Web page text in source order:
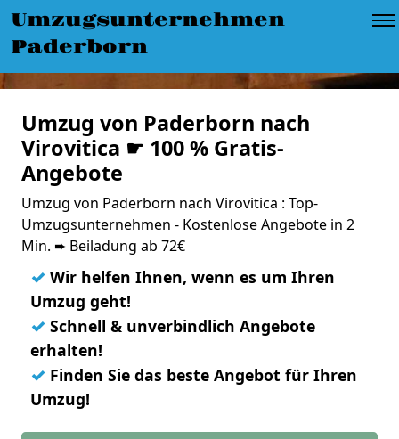
Umzugsunternehmen
Paderborn
Umzug von Paderborn nach
Virovitica ☛ 100 % Gratis-
Angebote
Umzug von Paderborn nach Virovitica : Top-
Umzugsunternehmen - Kostenlose Angebote in 2
Min. ➨ Beiladung ab 72€
✓ Wir helfen Ihnen, wenn es um Ihren
Umzug geht!
✓ Schnell & unverbindlich Angebote
erhalten!
✓ Finden Sie das beste Angebot für Ihren
Umzug!